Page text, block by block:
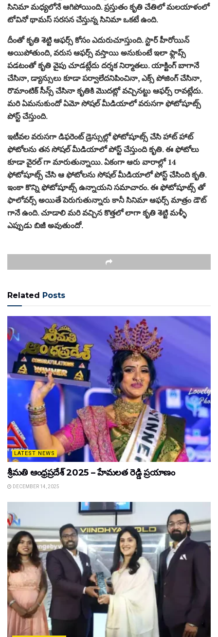
సినిమా మధ్యలోనే ఆగిపోయింది. ప్రస్తుతం కృతి చేతిలో మలయాళంలో
టోవినో థామస్ సరసన చేస్తున్న సినిమా ఒకటే ఉంది.
దీంతో కృతి శెట్టి ఆఫర్స్ కోసం ఎదురుచూస్తుంది. స్టార్ హీరోయిన్
అయిపోతుంది, వరుస ఆఫర్స్ వస్తాయి అనుకుంటే ఇలా ఫ్లాప్స్
పడటంతో కృతి వైపు చూడట్లేదు దర్శక నిర్మాతలు. యాక్టింగ్ బాగానే
చేసినా, డ్యాన్సులు కూడా పర్వాలేదనిపించినా, ఎక్స్ పోజింగ్ చేసినా,
రొమాంటిక్ సీన్స్ చేసినా కృతికి మొదట్లో వచ్చినట్టు ఆఫర్స్ రావట్లేదు.
మరి ఏమనుకుందో ఏమో సోషల్ మీడియాలో వరుసగా ఫోటోషూట్స్
పోస్ట్ చేస్తుంది.
ఇటీవల వరుసగా డిఫరెంట్ డ్రెస్సుల్లో ఫోటోషూట్స్ చేసి హాట్ హాట్
ఫోటోలను తన సోషల్ మీడియాలో పోస్ట్ చేస్తుంది కృతి. ఈ ఫోటోలు
కూడా వైరల్ గా మారుతున్నాయి. ఏకంగా ఆరు వారాల్లో 14
ఫోటోషూట్స్ చేసి ఆ ఫోటోలను సోషల్ మీడియాలో పోస్ట్ చేసింది కృతి.
ఇంకా కొన్ని ఫోటోషూట్స్ ఉన్నాయని సమాచారం. ఈ ఫోటోషూట్స్ తో
ఫాలోవర్స్ అయితే పెరుగుతున్నారు కానీ సినిమా ఆఫర్స్ మాత్రం డౌట్
గానే ఉంది. చూడాలి మరి వచ్చిన కొత్తలో లాగా కృతి శెట్టి మళ్ళీ
ఎప్పుడు బిజీ అవుతుందో.
Related Posts
LATEST NEWS
శ్రీమతి ఆంధ్రప్రదేశ్ 2025 – హేమలత రెడ్డి ప్రయాణం
DECEMBER 14, 2025